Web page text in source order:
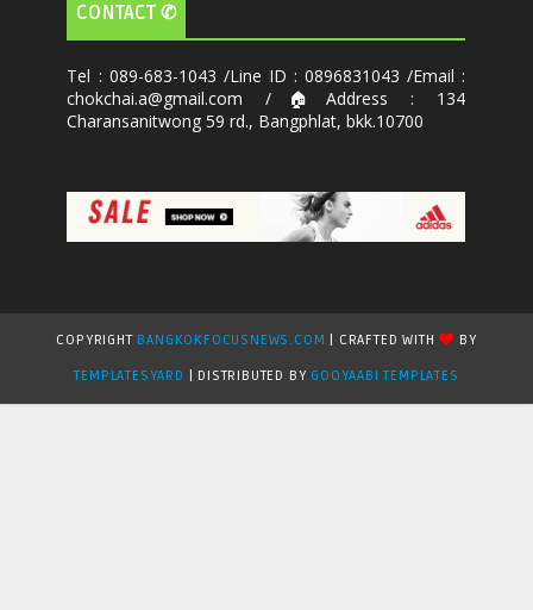
CONTACT ✆
Tel : 089-683-1043 /Line ID : 0896831043 /Email :
chokchai.a@gmail.com /🏠Address : 134
Charansanitwong 59 rd., Bangphlat, bkk.10700
COPYRIGHT BANGKOKFOCUSNEWS.COM | CRAFTED WITH
BY
TEMPLATESYARD | DISTRIBUTED BY GOOYAABI TEMPLATES